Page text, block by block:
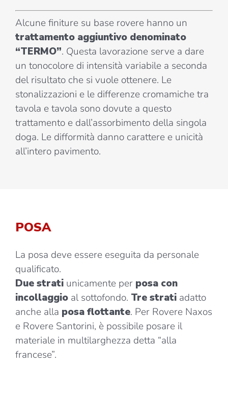
Alcune finiture su base rovere hanno un
trattamento aggiuntivo denominato
“TERMO”. Questa lavorazione serve a dare
un tonocolore di intensità variabile a seconda
del risultato che si vuole ottenere. Le
stonalizzazioni e le differenze cromamiche tra
tavola e tavola sono dovute a questo
trattamento e dall’assorbimento della singola
doga. Le difformità danno carattere e unicità
all’intero pavimento.
POSA
La posa deve essere eseguita da personale
qualificato.
Due strati unicamente per posa con
incollaggio al sottofondo. Tre strati adatto
anche alla posa flottante. Per Rovere Naxos
e Rovere Santorini, è possibile posare il
materiale in multilarghezza detta “alla
francese”.